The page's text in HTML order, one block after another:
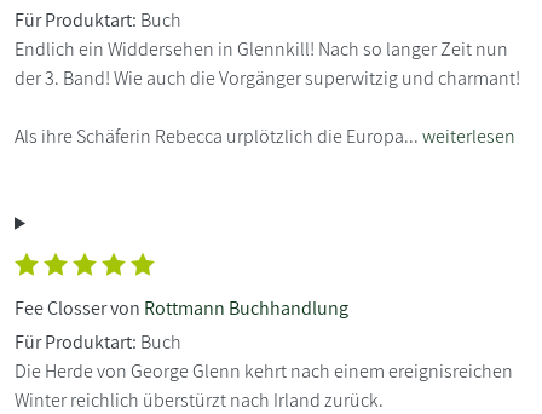
Für Produktart: Buch
Endlich ein Widdersehen in Glennkill! Nach so langer Zeit nun
der 3. Band! Wie auch die Vorgänger superwitzig und charmant!
Als ihre Schäferin Rebecca urplötzlich die Europa...weiterlesen
Fee Closser von Rottmann Buchhandlung
Für Produktart: Buch
Die Herde von George Glenn kehrt nach einem ereignisreichen
Winter reichlich überstürzt nach Irland zurück.